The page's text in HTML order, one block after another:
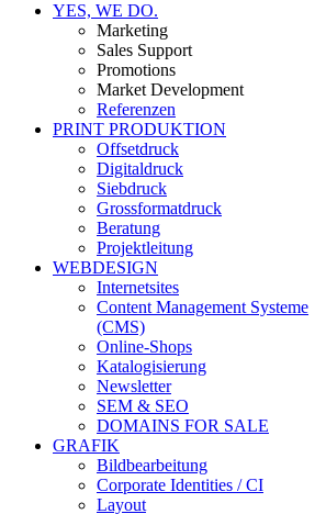
YES, WE DO.
Marketing
Sales Support
Promotions
Market Development
Referenzen
PRINT PRODUKTION
Offsetdruck
Digitaldruck
Siebdruck
Grossformatdruck
Beratung
Projektleitung
WEBDESIGN
Internetsites
Content Management Systeme
(CMS)
Online-Shops
Katalogisierung
Newsletter
SEM & SEO
DOMAINS FOR SALE
GRAFIK
Bildbearbeitung
Corporate Identities / CI
Layout